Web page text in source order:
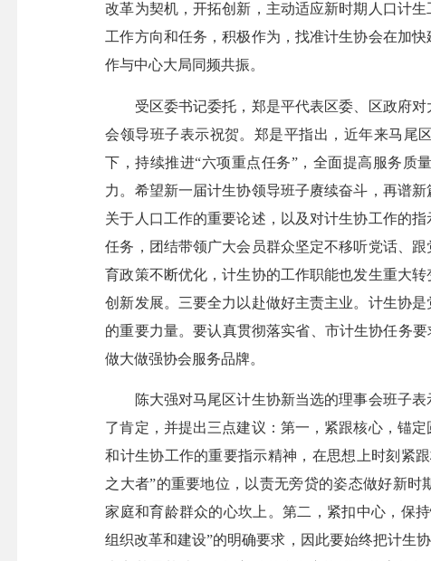
改革为契机，开拓创新，主动适应新时期人口计
工作方向和任务，积极作为，找准计生协会在加
作与中心大局同频共振。
受区委书记委托，郑是平代表区委、区政府对
会领导班子表示祝贺。郑是平指出，近年来马尾
下，持续推进“六项重点任务”，全面提高服务质
力。希望新一届计生协领导班子赓续奋斗，再谱
关于人口工作的重要论述，以及对计生协工作的
任务，团结带领广大会员群众坚定不移听党话、
育政策不断优化，计生协的工作职能也发生重大
创新发展。三要全力以赴做好主责主业。计生协
的重要力量。要认真贯彻落实省、市计生协任务
做大做强协会服务品牌。
陈大强对马尾区计生协新当选的理事会班子表
了肯定，并提出三点建议：第一，紧跟核心，锚
和计生协工作的重要指示精神，在思想上时刻紧
之大者”的重要地位，以责无旁贷的姿态做好新
家庭和育龄群众的心坎上。第二，紧扣中心，保
组织改革和建设”的明确要求，因此要始终把计生